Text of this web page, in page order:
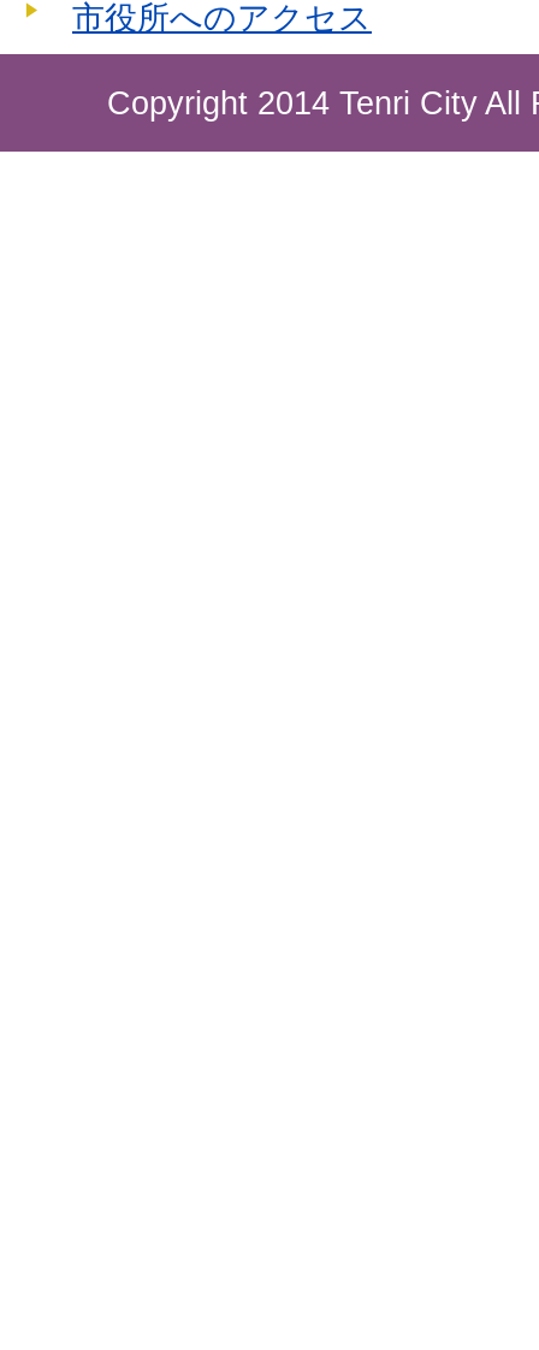
市役所へのアクセス
Copyright 2014 Tenri City All